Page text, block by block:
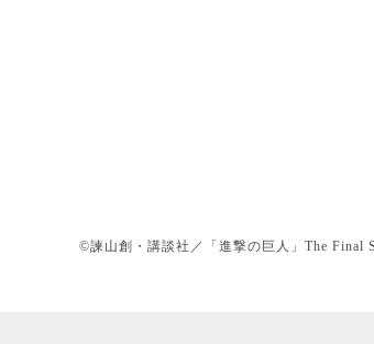
©諫山創・講談社／「進撃の巨人」The Final